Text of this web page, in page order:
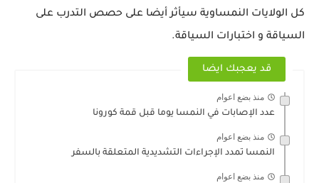
كل الولايات النمساوية سيأثر أيضا على حصص التدرب على
السياقة و اختبارات السياقة.
قد يعجبك ايضا
منذ بضع اعوام
عدد الإصابات في النمسا يوما قبل قمة كورونا
منذ بضع اعوام
النمسا تمدد الإجراءات التشديدية المتعلقة بالسفر
منذ بضع اعوام